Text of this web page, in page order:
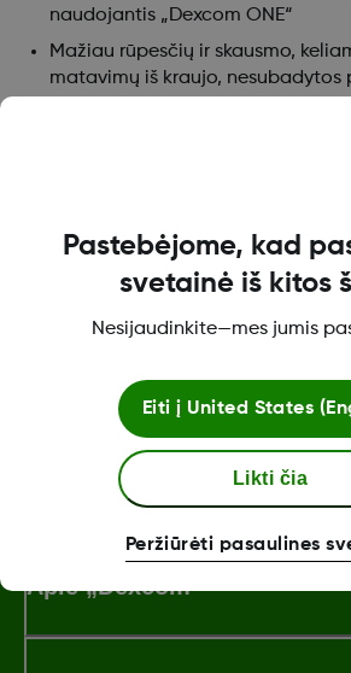
naudojantis „Dexcom ONE“
Mažiau rūpesčių ir skausmo,
matavimų iš kraujo, nesubadytos
įspėjimai dėl gliukozės ir
matuoklio rodmenimis.
Was this article helpful?
LBL021329 Rev001
Apie „Dexcom“
Pastebėjome, kad
svetainė iš kitos
Nesijaudinkite—mes jumis
Eiti į United States
Likti čia
Peržiūrėti pasaulines